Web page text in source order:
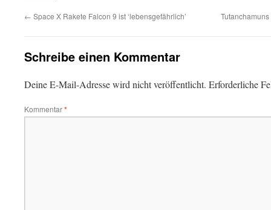
← Space X Rakete Falcon 9 ist ‘lebensgefährlich’
Schreibe einen Kommentar
Deine E-Mail-Adresse wird nicht veröffentlicht. Erforderliche
Kommentar*